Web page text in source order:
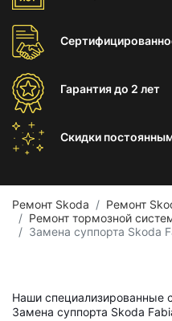
Гарантиядо 2 лет
Скидки
Ремонт Skoda
Ремонт
Ремонт тормозной
Замена суппорта Skoda
Наши специализированные
Замена суппорта Skoda